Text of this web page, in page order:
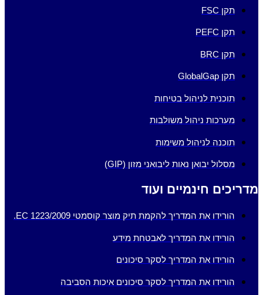
תקן FSC
תקן PEFC
תקן BRC
תקן GlobalGap
תוכנית לניהול בטיחות
מערכות ניהול משולבות
תוכנה לניהול משימות
מסלול יבואן נאות ליבואני מזון (GIP)
מדריכים חינמיים ועוד
הורידו את המדריך להקמת תיק מוצר קוסמטי EC 1223/2009.
הורידו את המדריך לאבטחת מידע
הורידו את המדריך לסקר סיכונים
הורידו את המדריך לסקר סיכונים איכות הסביבה